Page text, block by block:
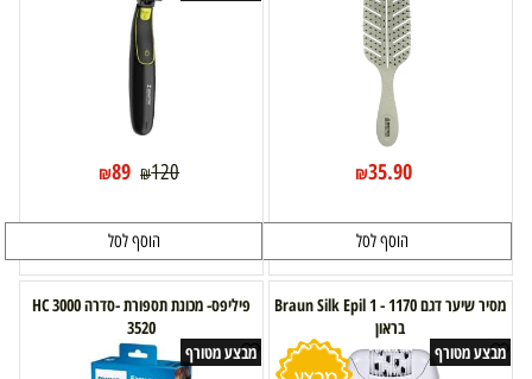
₪35.90
הוסף לסל
₪120
₪89
הוסף לסל
מסיר שיער דגם Braun Silk Epil 1 - 1170
בראון
מבצע מטורף
פיליפס- מכונת תספורת -סדרה 3000 HC
3520
מבצע מטורף